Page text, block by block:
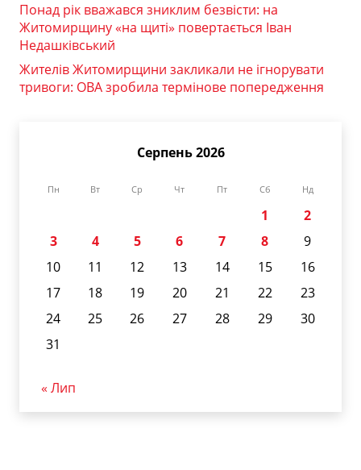
Понад рік вважався зниклим безвісти: на
Житомирщину «на щиті» повертається Іван
Недашківський
Жителів Житомирщини закликали не ігнорувати
тривоги: ОВА зробила термінове попередження
Серпень 2026
Пн Вт Ср Чт Пт Сб Нд
1
2
3
4 5 6 7 8
9
10
11 12 13 14 15
16
17
18 19 20 21 22
23
24
25 26 27 28 29
30
31
« Лип